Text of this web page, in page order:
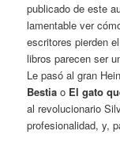
publicado de este
lamentable ver
escritores pierden
libros parecen ser
Le pasó al gran
Bestia o El gato
al revolucionario
profesionalidad, y,